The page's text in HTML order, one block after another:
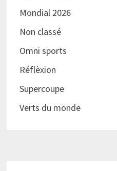
Mondial 2026
Non classé
Omni sports
Réflèxion
Supercoupe
Verts du monde